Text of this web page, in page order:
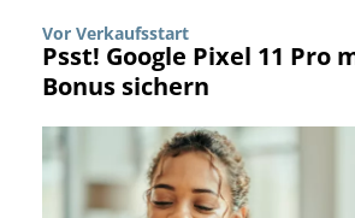
Vor Verkaufsstart
Psst! Google Pixel 11 Pro
Bonus sichern